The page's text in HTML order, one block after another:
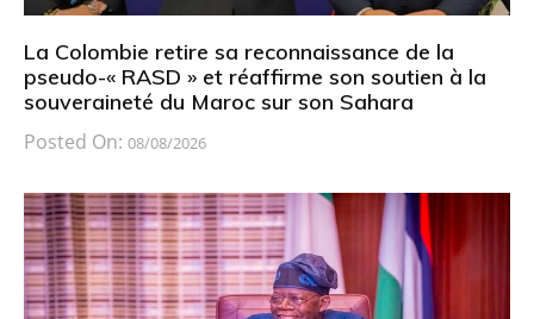
La Colombie retire sa reconnaissance de la
pseudo-« RASD » et réaffirme son soutien à la
souveraineté du Maroc sur son Sahara
Posted On: 08/08/2026